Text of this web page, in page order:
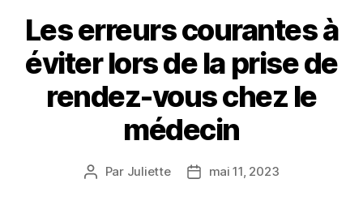
Les erreurs courantes à
éviter lors de la prise de
rendez-vous chez le
médecin
Par Juliette mai 11, 2023